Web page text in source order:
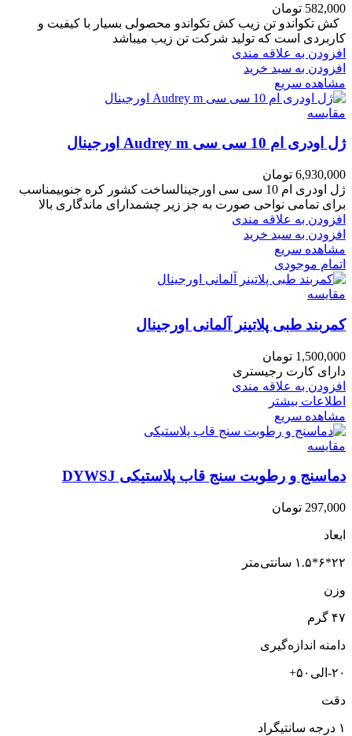
582,000 تومان
کش تکواندو تن زیب کش تکواندو محصولی بسیار با کیفیت و
کاربردی است که تولید شرکت تن زیب میباشد
افزودن به علاقه مندی
افزودن به سبد خرید
مشاهده سریع
مقایسه
ژل اودری ام 10 سی سی Audrey m اورجینال
6,930,000 تومان
ژل اودری ام 10 سی سی اورجینالساخت کشور کره جنوبیمناسب
برای تمامی نواحی صورت به جز زیر چشمدارای ماندگاری بالا
افزودن به علاقه مندی
افزودن به سبد خرید
مشاهده سریع
اتمام موجودی
مقایسه
کمربند طبی پلاتینر آلمانی اورجینال
1,500,000 تومان
دارای کارت رجیستری
افزودن به علاقه مندی
اطلاعات بیشتر
مشاهده سریع
مقایسه
دماسنج و رطوبت سنج قاب پلاستیکی DYWSJ
297,000 تومان
ابعاد
۲۲*۶*۱.۵ سانتی‌متر
وزن
۴۷ گرم
دامنه اندازه‌گیری
۲۰-الی۵۰+
دقت
۱ درجه سانتیگراد